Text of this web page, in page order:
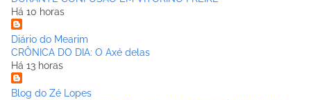
Há 10 horas
Diário do Mearim
CRÔNICA DO DIA: O Axé delas
Há 13 horas
Blog do Zé Lopes